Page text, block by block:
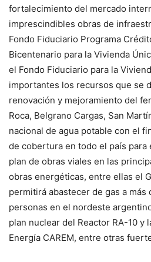
fortalecimiento del mercado
imprescindibles obras de
Fondo Fiduciario Programa
Bicentenario para la Vivienda
el Fondo Fiduciario para la
importantes los recursos que se
renovación y mejoramiento del
Roca, Belgrano Cargas, San
nacional de agua potable con el
de cobertura en todo el país para
plan de obras viales en las
obras energéticas, entre ellas el
permitirá abastecer de gas a
personas en el nordeste
plan nuclear del Reactor RA-10 y
Energía CAREM, entre otras